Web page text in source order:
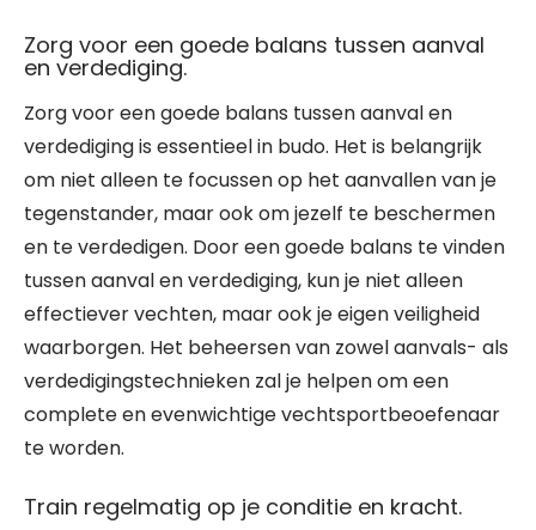
Zorg voor een goede balans tussen aanval
en verdediging.
Zorg voor een goede balans tussen aanval en
verdediging is essentieel in budo. Het is belangrijk
om niet alleen te focussen op het aanvallen van je
tegenstander, maar ook om jezelf te beschermen
en te verdedigen. Door een goede balans te vinden
tussen aanval en verdediging, kun je niet alleen
effectiever vechten, maar ook je eigen veiligheid
waarborgen. Het beheersen van zowel aanvals- als
verdedigingstechnieken zal je helpen om een
complete en evenwichtige vechtsportbeoefenaar
te worden.
Train regelmatig op je conditie en kracht.